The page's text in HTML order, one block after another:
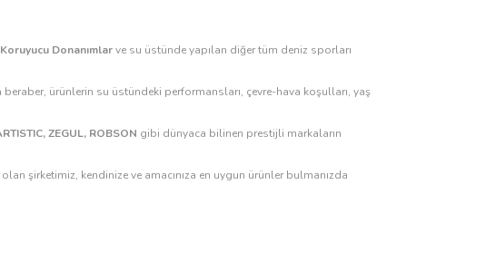
Donanımlarve su üstünde yapılan diğer tüm deniz sporları
ürünlerin su üstündeki performansları, çevre-hava koşulları, yaş
ZEGUL, ROBSON gibi dünyaca bilinen prestijli markaların
şirketimiz, kendinize ve amacınıza en uygun ürünler bulmanızda